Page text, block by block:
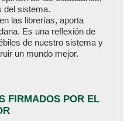
del sistema.
las librerías, aporta
Es una reflexión de
de nuestro sistema y
un mundo mejor.
FIRMADOS POR EL